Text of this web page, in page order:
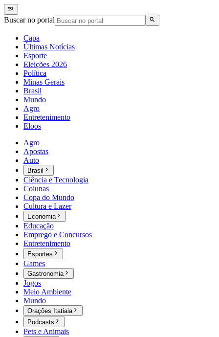
Buscar no portal
Capa
Últimas Notícias
Esporte
Eleições 2026
Política
Minas Gerais
Brasil
Mundo
Agro
Entretenimento
Eloos
Agro
Apostas
Auto
Brasil
Ciência e Tecnologia
Colunas
Copa do Mundo
Cultura e Lazer
Economia
Educação
Emprego e Concursos
Entretenimento
Esportes
Games
Gastronomia
Jogos
Meio Ambiente
Mundo
Orações Itatiaia
Podcasts
Pets e Animais